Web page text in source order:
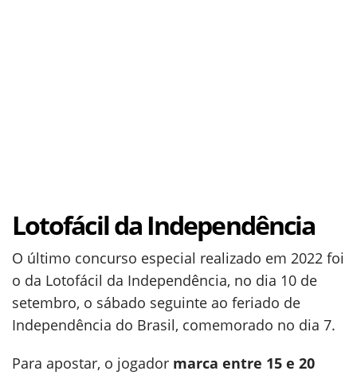
Lotofácil da Independência
O último concurso especial realizado em 2022 foi
o da Lotofácil da Independência, no dia 10 de
setembro, o sábado seguinte ao feriado de
Independência do Brasil, comemorado no dia 7.
Para apostar, o jogador marca entre 15 e 20